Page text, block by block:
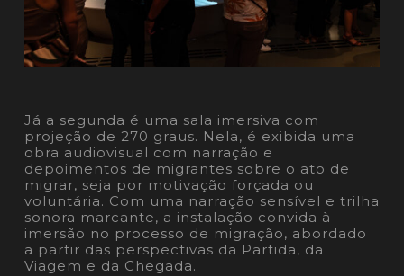
Já a segunda é uma sala imersiva com
projeção de 270 graus. Nela, é exibida uma
obra audiovisual com narração e
depoimentos de migrantes sobre o ato de
migrar, seja por motivação forçada ou
voluntária. Com uma narração sensível e trilha
sonora marcante, a instalação convida à
imersão no processo de migração, abordado
a partir das perspectivas da Partida, da
Viagem e da Chegada.